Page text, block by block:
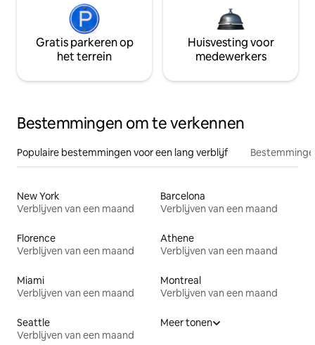
Gratis parkeren op
het terrein
Huisvesting voor
medewerkers
Bestemmingen om te verkennen
Populaire bestemmingen voor een lang verblijf
New York
Verblijven van een maand
Barcelona
Verblijven van een maand
Florence
Verblijven van een maand
Athene
Verblijven van een maand
Miami
Verblijven van een maand
Montreal
Verblijven van een maand
Seattle
Verblijven van een maand
Meer tonen